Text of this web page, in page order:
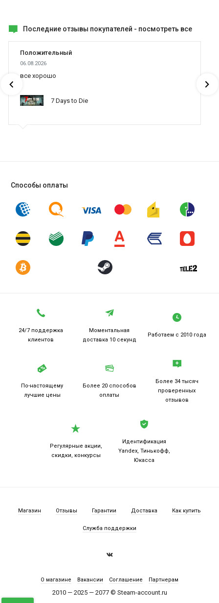
Последние отзывы покупателей - посмотреть все
Положительный
06.08.2026
все хорошо
7 Days to Die
Способы оплаты
24/7 поддержка
клиентов
Моментальная
доставка 10 секунд
Работаем с 2010 года
По-настоящему
лучшие цены
Более 20 способов
оплаты
Более 34 тысяч
проверенных
отзывов
Регулярные акции,
скидки, конкурсы
Идентификация
Yandex, Тинькофф,
Юкасса
Магазин Отзывы Гарантии Доставка Как купить
Служба поддержки
2010 — 2025 — 2077 © Steam-account.ru
О магазине Вакансии Соглашение Партнерам